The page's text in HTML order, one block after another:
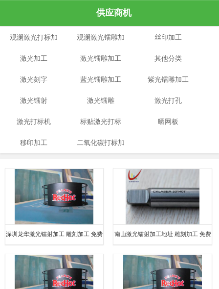
供应商机
观澜激光打标加
工
观澜激光镭雕加
工
丝印加工
激光加工 激光镭雕加工 其他分类
激光刻字 蓝光镭雕加工 紫光镭雕加工
激光镭射 激光镭雕 激光打孔
激光打标机 标贴激光打标 晒网板
移印加工 二氧化碳打标加
深圳龙华激光镭射加工 雕刻加工 免费 南山激光镭射加工地址 雕刻加工 免费